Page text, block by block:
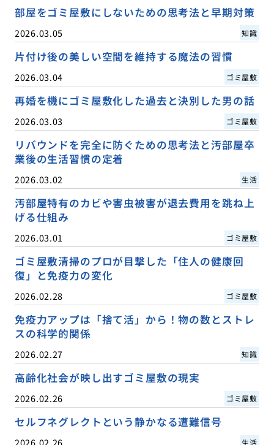
部屋をゴミ屋敷にしないための思考法と早期対策
2026.03.05 知識
片付け後の美しい空間を維持する魔法の習慣
2026.03.04 ゴミ屋敷
再婚を機にゴミ屋敷化した過去と決別した男の話
2026.03.03 ゴミ屋敷
リバウンドを完全に防ぐための思考法と汚部屋卒
業後の生活習慣の定着
2026.03.02 生活
汚部屋特有のカビや害虫被害が退去費用を跳ね上
げる仕組み
2026.03.01 ゴミ屋敷
ゴミ屋敷清掃のプロが目撃した「住人の健康回
復」と免疫力の変化
2026.02.28 ゴミ屋敷
免疫力アップは「捨て活」から！物の数とストレ
スの科学的関係
2026.02.27 知識
高齢化社会が映し出すゴミ屋敷の現実
2026.02.26 ゴミ屋敷
セルフネグレクトという静かなる遭難信号
生活